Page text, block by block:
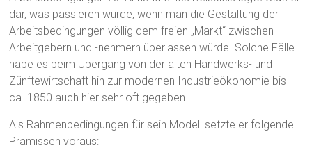
dar, was passieren würde, wenn man die Gestaltung der
Arbeitsbedingungen völlig dem freien „Markt“ zwischen
Arbeitgebern und -nehmern überlassen würde. Solche Fälle
habe es beim Übergang von der alten Handwerks- und
Zünftewirtschaft hin zur modernen Industrieökonomie bis
ca. 1850 auch hier sehr oft gegeben.
Als Rahmenbedingungen für sein Modell setzte er folgende
Prämissen voraus: